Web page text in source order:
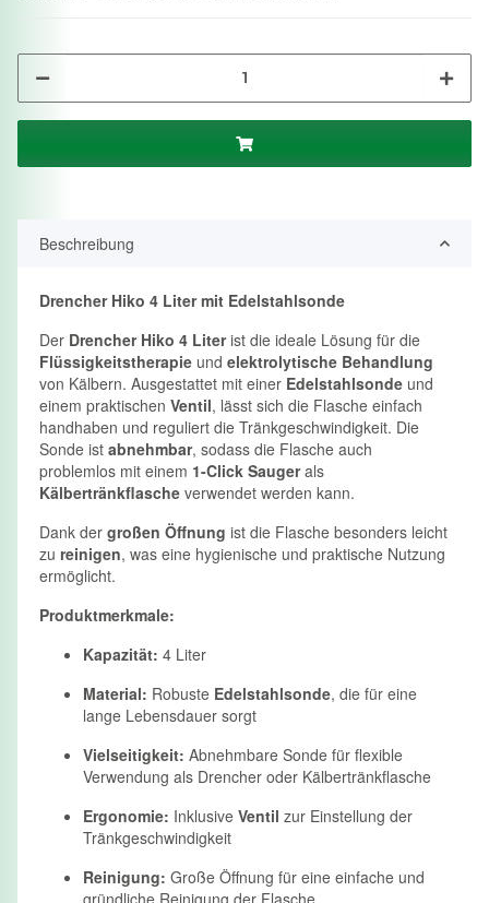
Beschreibung
Drencher Hiko 4 Liter mit Edelstahlsonde
Der Drencher Hiko 4 Literist die ideale Lösung für die
Flüssigkeitstherapie und elektrolytische Behandlung
von Kälbern. Ausgestattet mit einer Edelstahlsonde und
einem praktischen Ventil, lässt sich die Flasche einfach
handhaben und reguliert die Tränkgeschwindigkeit. Die
Sonde ist abnehmbar, sodass die Flasche auch
problemlos mit einem 1-Click Saugerals
Kälbertränkflasche verwendet werden kann.
Dank der großen Öffnung ist die Flasche besonders leicht
zu reinigen, was eine hygienische und praktische Nutzung
ermöglicht.
Produktmerkmale:
Kapazität: 4 Liter
Material: Robuste Edelstahlsonde, die für eine
lange Lebensdauer sorgt
Vielseitigkeit: Abnehmbare Sonde für flexible
Verwendung als Drencher oder Kälbertränkflasche
Ergonomie: Inklusive Ventil zur Einstellung der
Tränkgeschwindigkeit
Reinigung: Große Öffnung für eine einfache und
gründliche Reinigung der Flasche